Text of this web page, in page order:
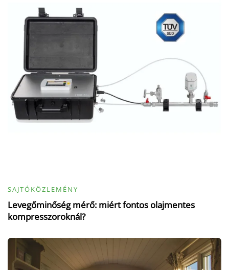
SAJTÓKÖZLEMÉNY
Levegőminőség mérő: miért fontos olajmentes
kompresszoroknál?